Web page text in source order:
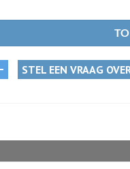
STEL EEN VRAAG